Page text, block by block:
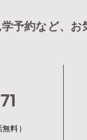
予約など、お
料）